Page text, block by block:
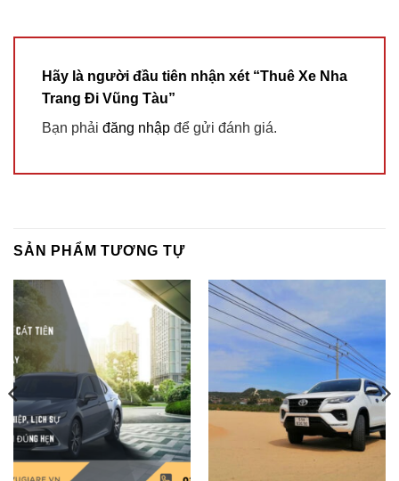
Hãy là người đầu tiên nhận xét “Thuê Xe Nha
Trang Đi Vũng Tàu”
Bạn phải đăng nhập để gửi đánh giá.
SẢN PHẨM TƯƠNG TỰ